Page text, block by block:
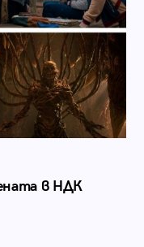
в НДК